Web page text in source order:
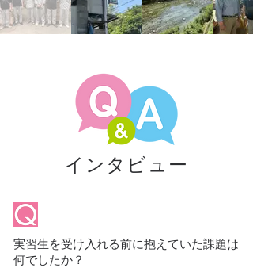
インタビュー
実習生を受け入れる前に抱えていた課題は
何でしたか？